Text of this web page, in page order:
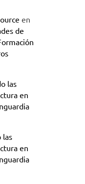
en
de
las
en
las
en